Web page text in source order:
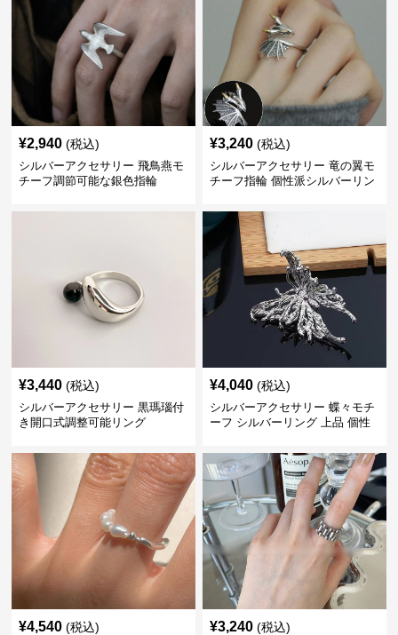
¥2,940 (税込)
シルバーアクセサリー 飛鳥燕モ
チーフ調節可能な銀色指輪
¥3,240 (税込)
シルバーアクセサリー 竜の翼モ
チーフ指輪 個性派シルバーリン
¥3,440 (税込)
シルバーアクセサリー 黒瑪瑙付
き開口式調整可能リング
¥4,040 (税込)
シルバーアクセサリー 蝶々モチ
ーフ シルバーリング 上品 個性
¥4,540 (税込) ¥3,240 (税込)